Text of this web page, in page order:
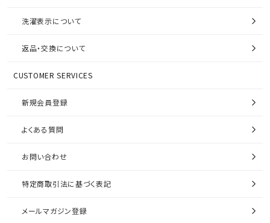
洗濯表示について
返品・交換について
CUSTOMER SERVICES
新規会員登録
よくある質問
お問い合わせ
特定商取引法に基づく表記
メールマガジン登録